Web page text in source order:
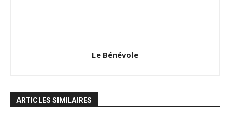
Le Bénévole
ARTICLES SIMILAIRES